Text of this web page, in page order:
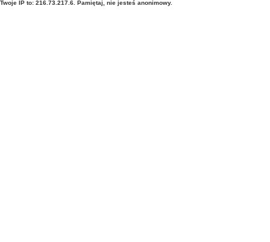
Twoje IP to: 216.73.217.6. Pamiętaj, nie jesteś anonimowy.